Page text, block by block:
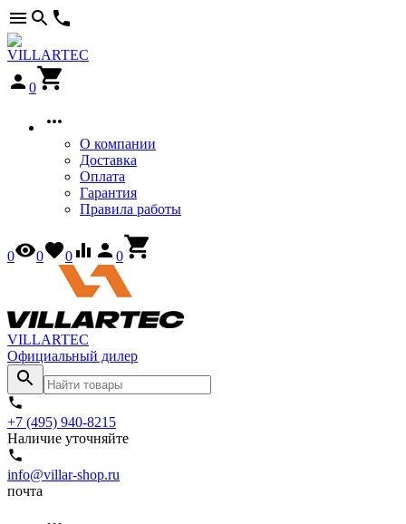
0
О компании
Доставка
Оплата
Гарантия
Правила работы
0 0 0 0
VILLARTEC
Официальный дилер
+7 (495) 940-8215
Наличие уточняйте
info@villar-shop.ru
почта